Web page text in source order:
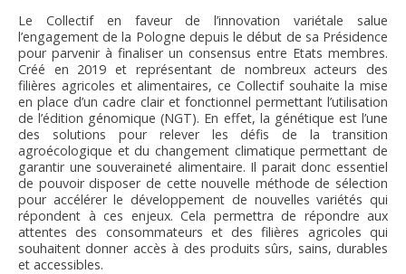
Le Collectif en faveur de l’innovation variétale salue
l’engagement de la Pologne depuis le début de sa Présidence
pour parvenir à finaliser un consensus entre Etats membres.
Créé en 2019 et représentant de nombreux acteurs des
filières agricoles et alimentaires, ce Collectif souhaite la mise
en place d’un cadre clair et fonctionnel permettant l’utilisation
de l’édition génomique (NGT). En effet, la génétique est l’une
des solutions pour relever les défis de la transition
agroécologique et du changement climatique permettant de
garantir une souveraineté alimentaire. Il parait donc essentiel
de pouvoir disposer de cette nouvelle méthode de sélection
pour accélérer le développement de nouvelles variétés qui
répondent à ces enjeux. Cela permettra de répondre aux
attentes des consommateurs et des filières agricoles qui
souhaitent donner accès à des produits sûrs, sains, durables
et accessibles.